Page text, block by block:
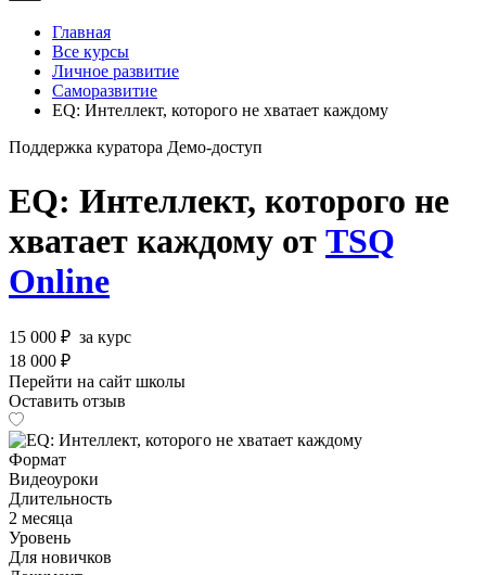
Главная
Все курсы
Личное развитие
Саморазвитие
EQ: Интеллект, которого не хватает каждому
Поддержка куратора Демо-доступ
EQ: Интеллект, которого не
хватает каждому от TSQ
Online
15 000 ₽ за курс
18 000 ₽
Перейти на сайт школы
Оставить отзыв
Формат
Видеоуроки
Длительность
2 месяца
Уровень
Для новичков